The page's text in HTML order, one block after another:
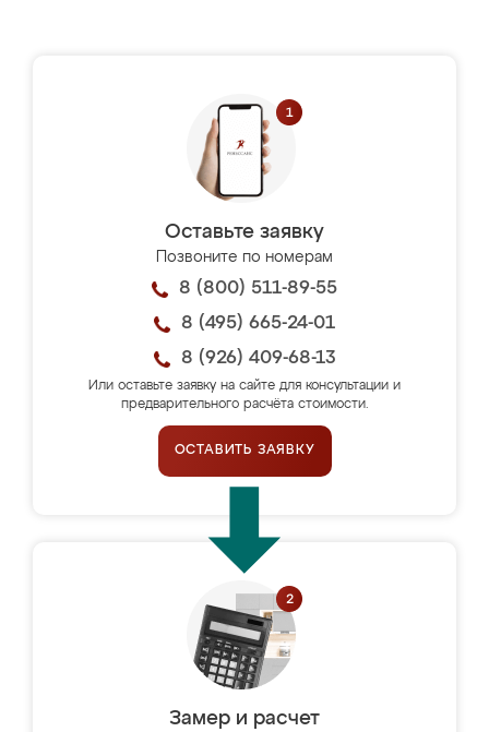
Оставьте заявку
Позвоните по номерам
8 (800) 511-89-55
8 (495) 665-24-01
8 (926) 409-68-13
Или оставьте заявку на сайте для консультации и
предварительного расчёта стоимости.
ОСТАВИТЬ ЗАЯВКУ
Замер и расчет